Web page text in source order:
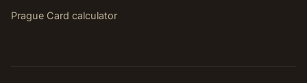
Prague Card calculator